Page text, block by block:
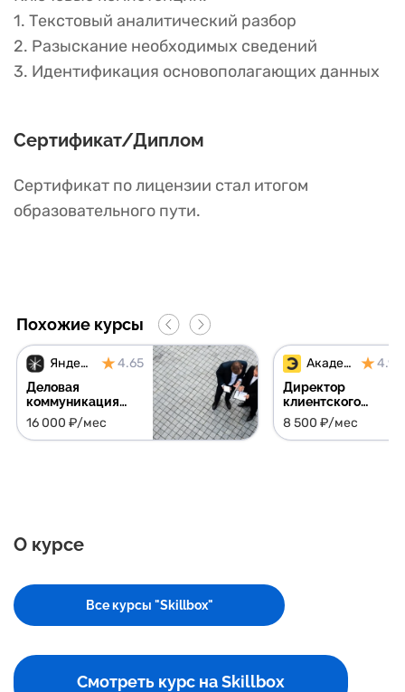
1. Текстовый аналитический разбор
2. Разыскание необходимых сведений
3. Идентификация основополагающих данных
Сертификат/Диплом
Сертификат по лицензии стал итогом
образовательного пути.
Похожие курсы
Яндекс Практикум 4.65
Деловая
коммуникация
для начинающих
руководителей -
начни бесплатно
16 000 ₽/мес
Академия Эдюсон 4.91
Директор
клиентского
сервиса + сессия с
экспертом в
подарок
8 500 ₽/мес
О курсе
Все курсы "Skillbox"
Смотреть курс на Skillbox